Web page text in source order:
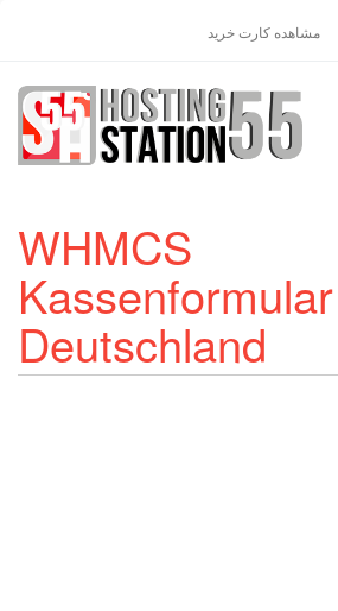
مشاهده کارت خرید
WHMCS
Deutschland